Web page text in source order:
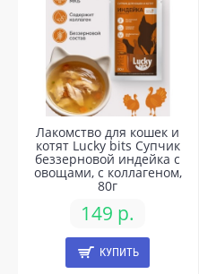
Лакомство для кошек и
котят Lucky bits Супчик
беззерновой индейка с
овощами, с коллагеном,
80г
149 р.
КУПИТЬ